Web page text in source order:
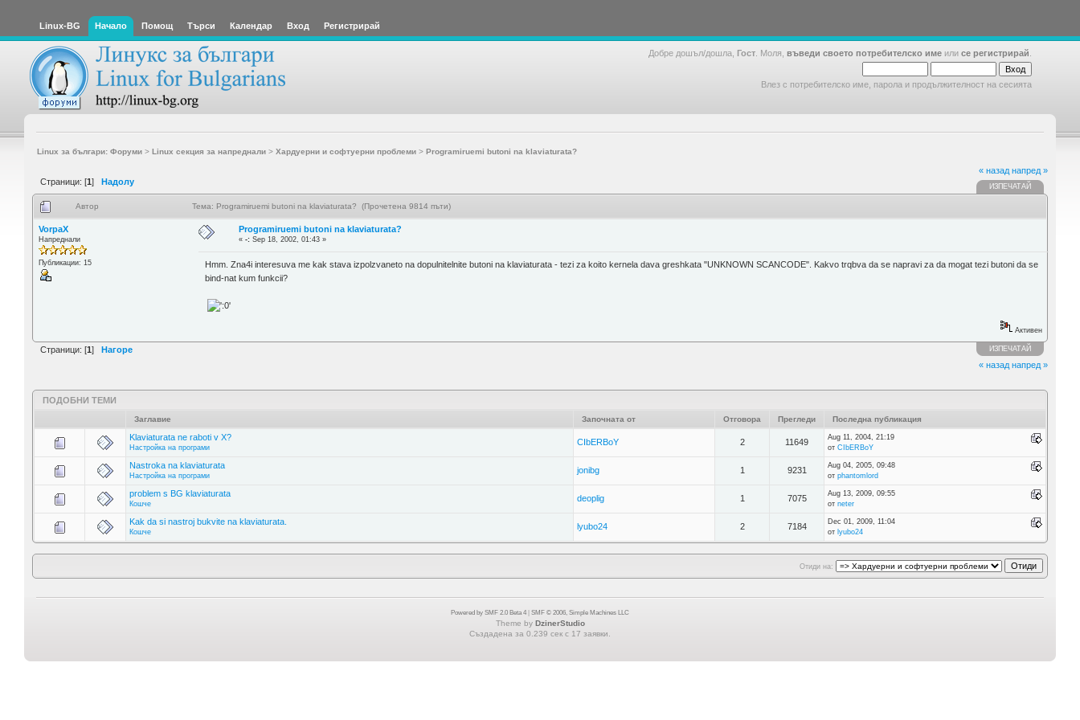
Linux-BG Начало Помощ Търси Календар Вход Регистрирай
Добре дошъл/дошла, Гост . Моля, въведи своето потребителско име или се регистрирай
Влез с потребителско име, парола и продължителност на сесията
Linux за българи: Форуми> Linux секция за напреднали> Хардуерни и софтуерни проблеми> Programiruemi butoni na klaviaturata?
Страници: [1] Надолу
« назад напред »
ИЗПЕЧАТАЙ
Автор Тема: Programiruemi butoni na klaviaturata? (Прочетена 9814 пъти)
VorpaX
Напреднали
Публикации: 15
Programiruemi butoni na klaviaturata?
«-: Sep 18, 2002, 01:43 »
Hmm. Zna4i interesuva me kak stava izpolzvaneto na dopulnitelnite butoni na klaviaturata - tezi za koito kernela dava greshkata "UNKNOWN SCANCODE". Kakvo trqbva da se napravi za da mogat tezi butoni da se
bind-nat kum funkcii?
Активен
Страници: [1] Нагоре ИЗПЕЧАТАЙ
« назад напред »
ПОДОБНИ ТЕМИ
Заглавие Започната от Отговора Прегледи Последна публикация
Klaviaturata ne raboti v X?
Настройка на програми
CIbERBoY 2 11649
Aug 11, 2004, 21:19
от CIbERBoY
Nastroka na klaviaturata
Настройка на програми
jonibg 1 9231
Aug 04, 2005, 09:48
от phantomlord
problem s BG klaviaturata
Кошче
deoplig 1 7075
Aug 13, 2009, 09:55
от neter
Kak da si nastroj bukvite na klaviaturata.
Кошче
lyubo24 2 7184
Dec 01, 2009, 11:04
от lyubo24
Отиди на:
Powered by SMF 2.0 Beta 4 SMF © 2006, Simple Machines LLC
Theme by DzinerStudio
Създадена за 0.239 сек с 17 заявки.